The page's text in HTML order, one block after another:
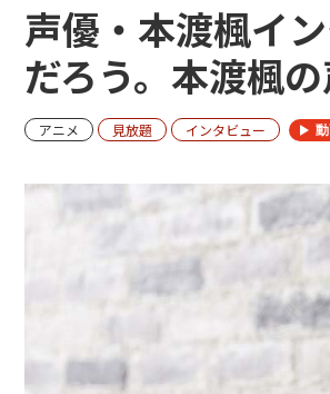
声優・本渡楓イ
だろう。本渡楓
アニメ 見放題 インタビュー